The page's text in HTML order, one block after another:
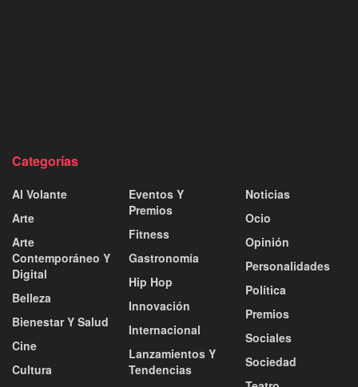
Categorías
Al Volante
Arte
Arte
Contemporáneo Y
Digital
Belleza
Bienestar Y Salud
Cine
Cultura
Eventos Y
Premios
Fitness
Gastronomía
Hip Hop
Innovación
Internacional
Lanzamientos Y
Tendencias
Noticias
Ocio
Opinión
Personalidades
Política
Premios
Sociales
Sociedad